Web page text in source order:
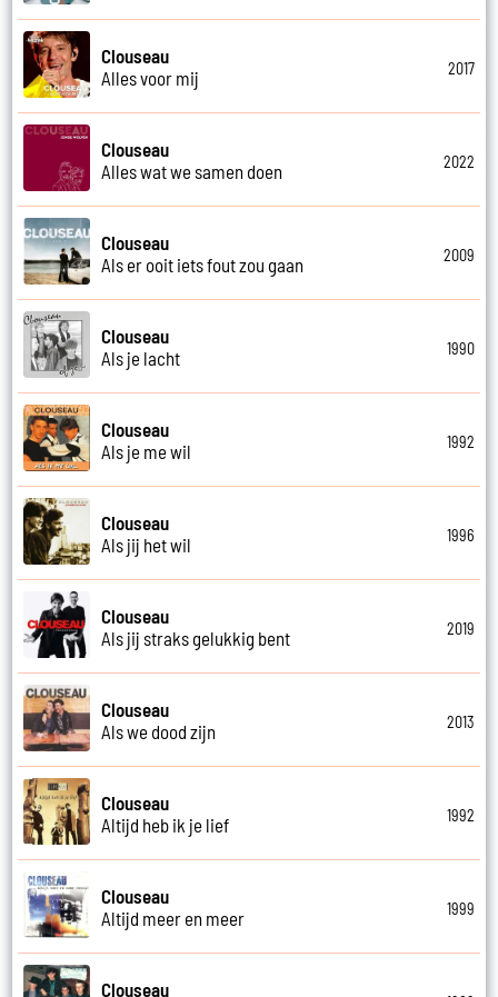
Clouseau
Alles voor mij
2017
Clouseau
Alles wat we samen doen
2022
Clouseau
Als er ooit iets fout zou gaan
2009
Clouseau
Als je lacht
1990
Clouseau
Als je me wil
1992
Clouseau
Als jij het wil
1996
Clouseau
Als jij straks gelukkig bent
2019
Clouseau
Als we dood zijn
2013
Clouseau
Altijd heb ik je lief
1992
Clouseau
Altijd meer en meer
1999
Clouseau